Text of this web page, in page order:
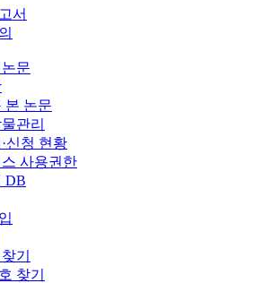
서
문
본 논문
관리
신청 현황
사용권한
DB
기
찾기